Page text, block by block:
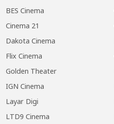
BES Cinema
Cinema 21
Dakota Cinema
Flix Cinema
Golden Theater
IGN Cinema
Layar Digi
LTD9 Cinema